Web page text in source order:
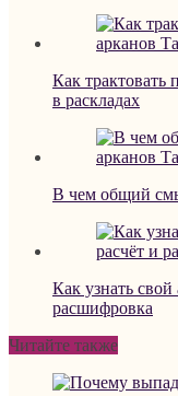
Как трактовать
в раскладах
В чем общий
Как узнать
расшифровка
Читайте также